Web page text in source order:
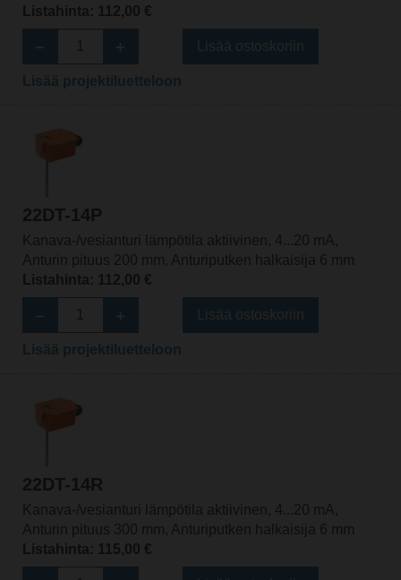
Listahinta: 112,00 €
22DT-14P
Kanava-/vesianturi lämpötila aktiivinen, 4...20 mA,
Anturin pituus 200 mm, Anturiputken halkaisija 6 mm
Listahinta: 112,00 €
22DT-14R
Kanava-/vesianturi lämpötila aktiivinen, 4...20 mA,
Anturin pituus 300 mm, Anturiputken halkaisija 6 mm
Listahinta: 115,00 €